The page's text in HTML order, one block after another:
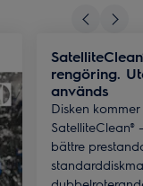
rengöring.
används
Disken
bättre